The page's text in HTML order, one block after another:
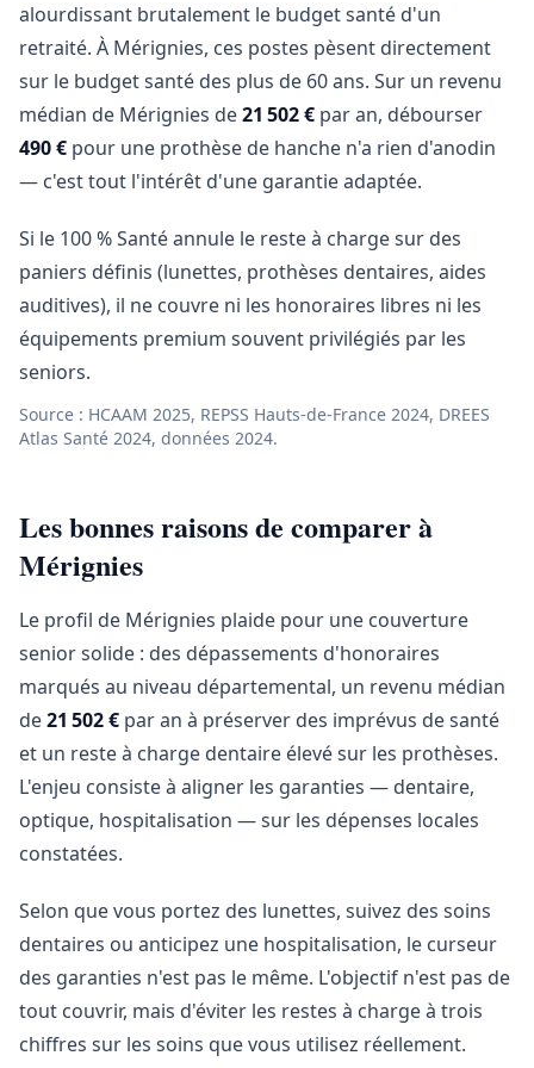
alourdissant brutalement le budget santé d'un
retraité. À Mérignies, ces postes pèsent directement
sur le budget santé des plus de 60 ans. Sur un revenu
médian de Mérignies de21 502 € par an, débourser
490 € pour une prothèse de hanche n'a rien d'anodin
— c'est tout l'intérêt d'une garantie adaptée.
Si le 100 % Santé annule le reste à charge sur des
paniers définis (lunettes, prothèses dentaires, aides
auditives), il ne couvre ni les honoraires libres ni les
équipements premium souvent privilégiés par les
seniors.
Source : HCAAM 2025, REPSS Hauts-de-France 2024, DREES
Atlas Santé 2024, données 2024.
Les bonnes raisons de comparer à
Mérignies
Le profil de Mérignies plaide pour une couverture
senior solide : des dépassements d'honoraires
marqués au niveau départemental, un revenu médian
de21 502 € par an à préserver des imprévus de santé
et un reste à charge dentaire élevé sur les prothèses.
L'enjeu consiste à aligner les garanties — dentaire,
optique, hospitalisation — sur les dépenses locales
constatées.
Selon que vous portez des lunettes, suivez des soins
dentaires ou anticipez une hospitalisation, le curseur
des garanties n'est pas le même. L'objectif n'est pas de
tout couvrir, mais d'éviter les restes à charge à trois
chiffres sur les soins que vous utilisez réellement.